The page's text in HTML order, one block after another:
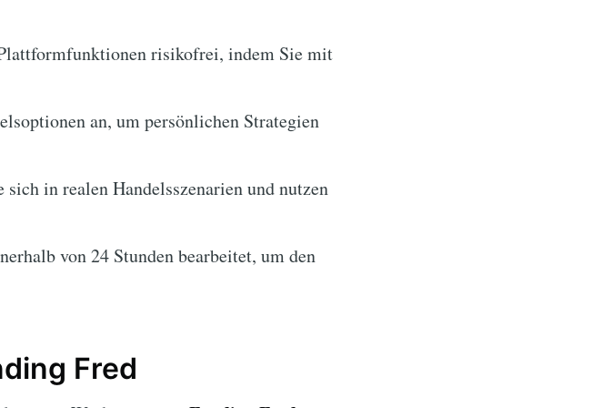
risikofrei, indem Sie mit
an, um persönlichen Strategien
sich in realen Handelsszenarien und nutzen
von 24 Stunden bearbeitet, um den
Fred